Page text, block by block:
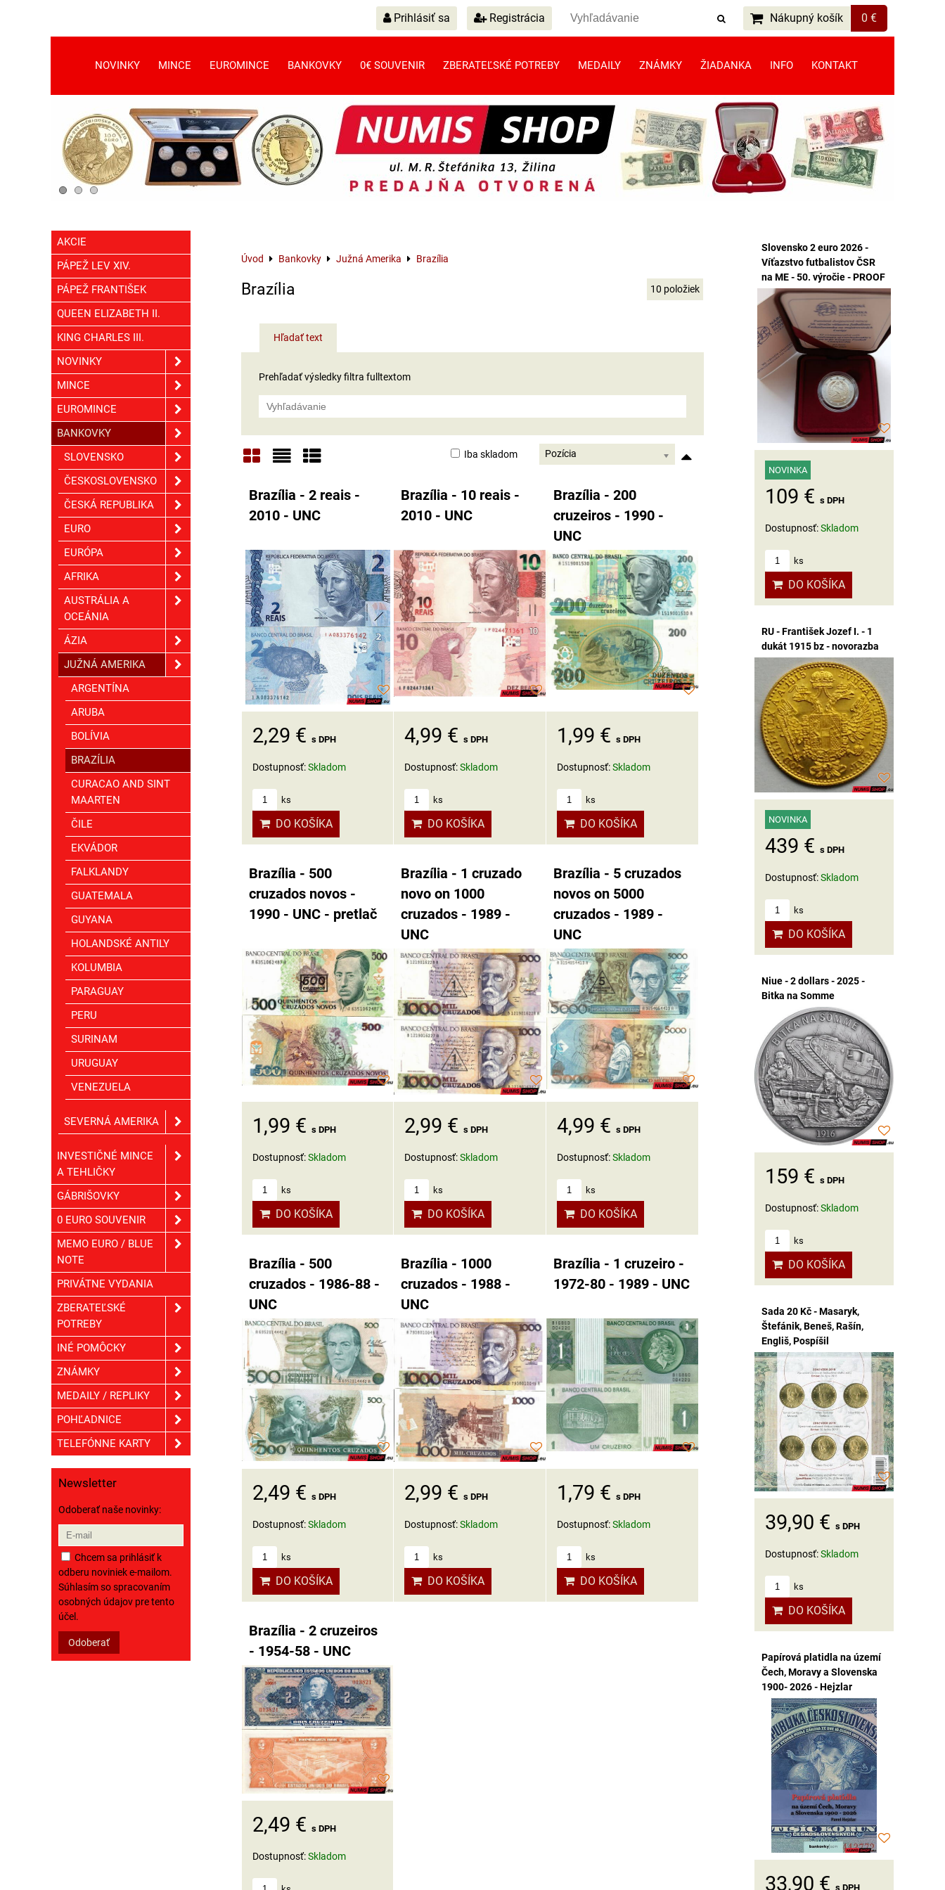
Prihlásiť sa Registrácia Nákupný košík 0 €
NOVINKY MINCE EUROMINCE BANKOVKY 0€ SOUVENIR ZBERATEĽSKÉ POTREBY MEDAILY ZNÁMKY ŽIADANKA INFO KONTAKT
Úvod Bankovky Južná Amerika Brazília
Brazília 10 položiek
Hľadať text
Prehľadať výsledky filtra fulltextom
Pozícia
Iba skladom
Brazília - 2 reais -
2010 - UNC
2,29 € s DPH
Dostupnosť:Skladom
ks
DO KOŠÍKA
Brazília - 10 reais -
2010 - UNC
4,99 €s DPH
Dostupnosť:Skladom
ks
DO KOŠÍKA
Brazília - 200
cruzeiros - 1990 -
UNC
1,99 €s DPH
Dostupnosť:Skladom
ks
DO KOŠÍKA
Brazília - 500
cruzados novos -
1990 - UNC - pretlač
1,99 € s DPH
Dostupnosť:Skladom
ks
DO KOŠÍKA
Brazília - 1 cruzado
novo on 1000
cruzados - 1989 -
UNC
2,99 €s DPH
Dostupnosť:Skladom
ks
DO KOŠÍKA
Brazília - 5 cruzados
novos on 5000
cruzados - 1989 -
UNC
4,99 €s DPH
Dostupnosť:Skladom
ks
DO KOŠÍKA
Brazília - 500
cruzados - 1986-88 -
UNC
2,49 € s DPH
Dostupnosť:Skladom
ks
DO KOŠÍKA
Brazília - 1000
cruzados - 1988 -
UNC
2,99 €s DPH
Dostupnosť:Skladom
ks
DO KOŠÍKA
Brazília - 1 cruzeiro -
1972-80 - 1989 - UNC
1,79 €s DPH
Dostupnosť:Skladom
ks
DO KOŠÍKA
Brazília - 2 cruzeiros
- 1954-58 - UNC
2,49 € s DPH
Dostupnosť:Skladom
AKCIE
PÁPEŽ LEV XIV.
PÁPEŽ FRANTIŠEK
QUEEN ELIZABETH II.
KING CHARLES III.
NOVINKY
MINCE
EUROMINCE
BANKOVKY
SLOVENSKO
ČESKOSLOVENSKO
ČESKÁ REPUBLIKA
EURO
EURÓPA
AFRIKA
AUSTRÁLIA A
OCEÁNIA
ÁZIA
JUŽNÁ AMERIKA
ARGENTÍNA
ARUBA
BOLÍVIA
BRAZÍLIA
CURACAO AND SINT
MAARTEN
ČILE
EKVÁDOR
FALKLANDY
GUATEMALA
GUYANA
HOLANDSKÉ ANTILY
KOLUMBIA
PARAGUAY
PERU
SURINAM
URUGUAY
VENEZUELA
SEVERNÁ AMERIKA
INVESTIČNÉ MINCE
A TEHLIČKY
GÁBRIŠOVKY
0 EURO SOUVENIR
MEMO EURO / BLUE
NOTE
PRIVÁTNE VYDANIA
ZBERATEĽSKÉ
POTREBY
INÉ POMÔCKY
ZNÁMKY
MEDAILY / REPLIKY
POHĽADNICE
TELEFÓNNE KARTY
Newsletter
Odoberať naše novinky:
Chcem sa prihlásiť k
odberu noviniek e-mailom.
Súhlasím so spracovaním
osobných údajov pre tento
účel.
Odoberať
Slovensko 2 euro 2026 -
Víťazstvo futbalistov ČSR
na ME - 50. výročie - PROOF
NOVINKA
109 € s DPH
Dostupnosť:Skladom
ks
DO KOŠÍKA
RU - František Jozef I. - 1
dukát 1915 bz - novorazba
NOVINKA
439 € s DPH
Dostupnosť:Skladom
ks
DO KOŠÍKA
Niue - 2 dollars - 2025 -
Bitka na Somme
159 € s DPH
Dostupnosť:Skladom
ks
DO KOŠÍKA
Sada 20 Kč - Masaryk,
Štefánik, Beneš, Rašín,
Engliš, Pospíšil
39,90 € s DPH
Dostupnosť:Skladom
ks
DO KOŠÍKA
Papírová platidla na území
Čech, Moravy a Slovenska
1900- 2026 - Hejzlar
33,90 € s DPH